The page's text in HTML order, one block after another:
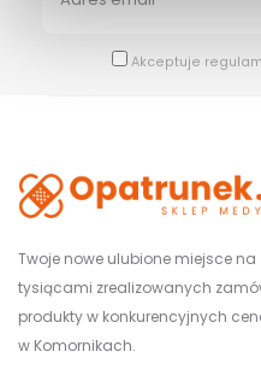
Akceptuje
Twoje nowe ulubione miejsce
tysiącami zrealizowanych
produkty w konkurencyjnych
w Komornikach.